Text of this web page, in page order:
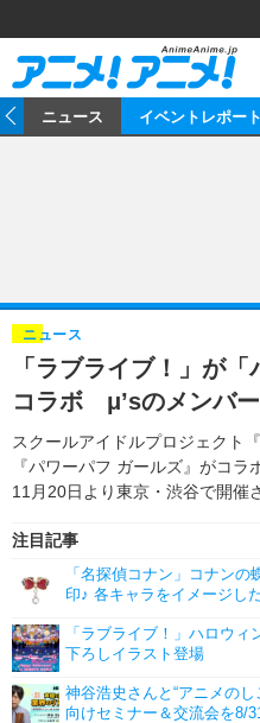
ゲーム
イベント
海外イベント
俳優・タレント
ビジネス
アニメ
ゲーム
動画
アニメ！アニメ！TV
ニュース イベントレポート
「ラブライブ！」が
コラボ μ’sのメンバ
スクールアイドルプロジェクト
『パワーパフ ガールズ』がコラ
11月20日より東京・渋谷で開催
ニュース
注目記事
「名探偵コナン」コナンの
印♪ 各キャラをイメージし
「ラブライブ！」ハロウ
下ろしイラスト登場
神谷浩史さんと“アニメの
向けセミナー＆交流会を8/